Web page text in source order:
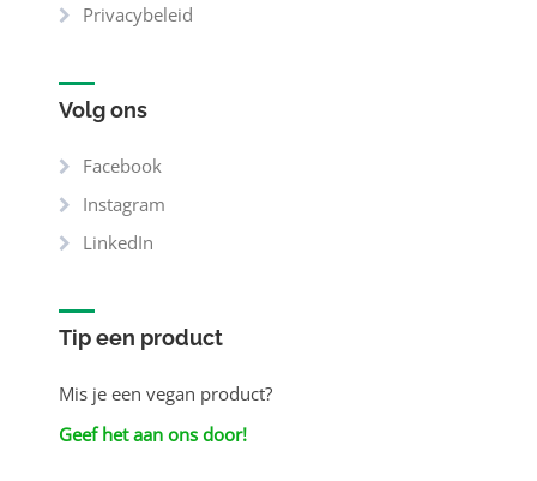
Privacybeleid
Volg ons
Facebook
Instagram
LinkedIn
Tip een product
Mis je een vegan product?
Geef het aan ons door!